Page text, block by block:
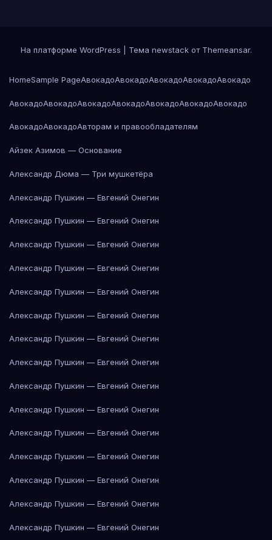
На платформе WordPress Тема newstack от Themeansar.
HomeSample PageАвокадоАвокадоАвокадоАвокадоАвокадо
АвокадоАвокадоАвокадоАвокадоАвокадоАвокадоАвокадо
АвокадоАвокадоАвторам и правообладателям
Айзек Азимов — Основание
Александр Дюма — Три мушкетёра
Александр Пушкин — Евгений Онегин
Александр Пушкин — Евгений Онегин
Александр Пушкин — Евгений Онегин
Александр Пушкин — Евгений Онегин
Александр Пушкин — Евгений Онегин
Александр Пушкин — Евгений Онегин
Александр Пушкин — Евгений Онегин
Александр Пушкин — Евгений Онегин
Александр Пушкин — Евгений Онегин
Александр Пушкин — Евгений Онегин
Александр Пушкин — Евгений Онегин
Александр Пушкин — Евгений Онегин
Александр Пушкин — Евгений Онегин
Александр Пушкин — Евгений Онегин
Александр Пушкин — Евгений Онегин